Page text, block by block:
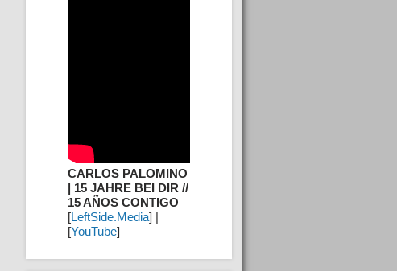
CARLOS PALOMINO
| 15 JAHRE BEI DIR //
15 AÑOS CONTIGO
[LeftSide.Media] |
[YouTube]